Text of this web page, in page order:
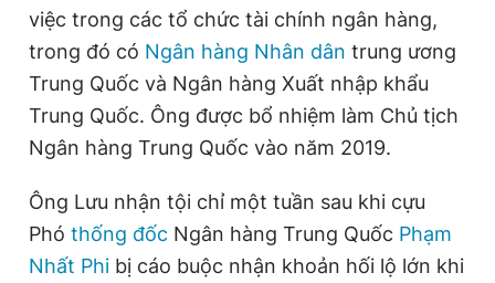
việc trong các tổ chức tài chính ngân hàng,
trong đó có Ngân hàng Nhân dân trung ương
Trung Quốc và Ngân hàng Xuất nhập khẩu
Trung Quốc. Ông được bổ nhiệm làm Chủ tịch
Ngân hàng Trung Quốc vào năm 2019.
Ông Lưu nhận tội chỉ một tuần sau khi cựu
Phó thống đốc Ngân hàng Trung Quốc Phạm
Nhất Phi bị cáo buộc nhận khoản hối lộ lớn khi